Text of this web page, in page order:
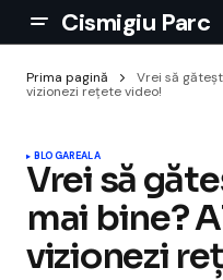
Cismigiu Parc
Prima pagină
Vrei să
vizionezi rețete video!
BLOGAREALA
Vrei să
mai bine?
vizionezi